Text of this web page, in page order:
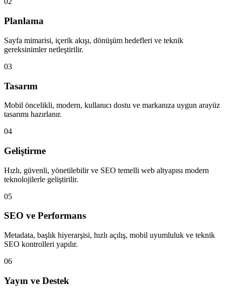
Planlama
Sayfa mimarisi, içerik akışı, dönüşüm hedefleri ve teknik
gereksinimler netleştirilir.
03
Tasarım
Mobil öncelikli, modern, kullanıcı dostu ve markanıza uygun arayüz
tasarımı hazırlanır.
04
Geliştirme
Hızlı, güvenli, yönetilebilir ve SEO temelli web altyapısı modern
teknolojilerle geliştirilir.
05
SEO ve Performans
Metadata, başlık hiyerarşisi, hızlı açılış, mobil uyumluluk ve teknik
SEO kontrolleri yapılır.
06
Yayın ve Destek